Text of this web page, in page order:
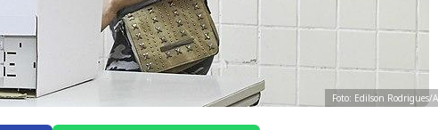
Foto: Edilson Rodrigues/